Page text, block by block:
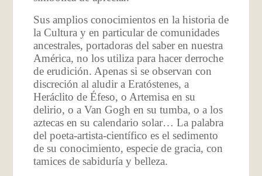
Sus amplios conocimientos en la historia de
la Cultura y en particular de comunidades
ancestrales, portadoras del saber en nuestra
América, no los utiliza para hacer derroche
de erudición. Apenas si se observan con
discreción al aludir a Eratóstenes, a
Heráclito de Éfeso, o Artemisa en su
delirio, o a Van Gogh en su tumba, o a los
aztecas en su calendario solar… La palabra
del poeta-artista-científico es el sedimento
de su conocimiento, especie de gracia, con
tamices de sabiduría y belleza.